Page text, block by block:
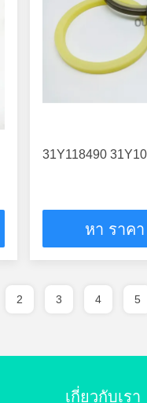
31Y118490
หา ราค
2 3 4 5
เกี่ยวกับเรา